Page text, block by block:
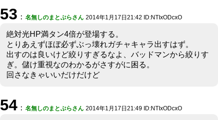
53 ： 名無しのまとぷらさん 2014年1月17日21:42 ID:NTIxODcxO
絶対光HP満タン4倍が登場する。
とりあえずほぼ必ずぶっ壊れガチャキャラ出すはず。
出すのは良いけど絞りすぎるなよ、バッドマンから絞りす
ぎ。儲け重視なのわかるがさすがに困る。
回さなきゃいいだけだけど
54 ： 名無しのまとぷらさん 2014年1月17日21:49 ID:NTIxODcxO